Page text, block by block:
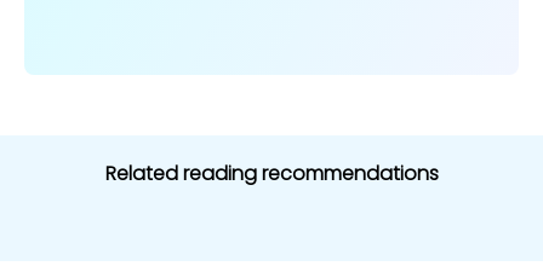
Related reading recommendations